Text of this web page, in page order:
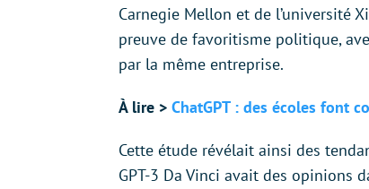
Carnegie Mellon et de l’université
preuve de favoritisme politique,
par la même entreprise.
À lire > ChatGPT : des écoles font
Cette étude révélait ainsi des
GPT-3 Da Vinci avait des opinions